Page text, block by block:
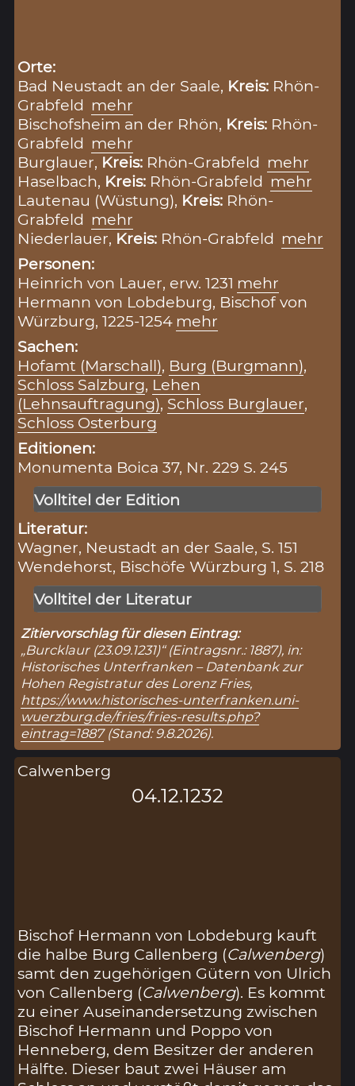
Orte:
Bad Neustadt an der Saale, Kreis: Rhön-
Grabfeld mehr
Bischofsheim an der Rhön, Kreis: Rhön-
Grabfeld mehr
Burglauer, Kreis: Rhön-Grabfeld mehr
Haselbach, Kreis: Rhön-Grabfeld mehr
Lautenau (Wüstung), Kreis: Rhön-
Grabfeld mehr
Niederlauer, Kreis: Rhön-Grabfeld mehr
Personen:
Heinrich von Lauer, erw. 1231 mehr
Hermann von Lobdeburg, Bischof von
Würzburg, 1225-1254 mehr
Sachen:
Hofamt (Marschall), Burg (Burgmann),
Schloss Salzburg, Lehen
(Lehnsauftragung), Schloss Burglauer,
Schloss Osterburg
Editionen:
Monumenta Boica 37, Nr. 229 S. 245
Volltitel der Edition
Literatur:
Wagner, Neustadt an der Saale, S. 151
Wendehorst, Bischöfe Würzburg 1, S. 218
Volltitel der Literatur
Zitiervorschlag für diesen Eintrag:
„Burcklaur (23.09.1231)“ (Eintragsnr.: 1887), in:
Historisches Unterfranken – Datenbank zur
Hohen Registratur des Lorenz Fries,
https://www.historisches-unterfranken.uni-
wuerzburg.de/fries/fries-results.php?
eintrag=1887(Stand: 9.8.2026).
Calwenberg
04.12.1232
Bischof Hermann von Lobdeburg kauft
die halbe Burg Callenberg (Calwenberg)
samt den zugehörigen Gütern von Ulrich
von Callenberg (Calwenberg). Es kommt
zu einer Auseinandersetzung zwischen
Bischof Hermann und Poppo von
Henneberg, dem Besitzer der anderen
Hälfte. Dieser baut zwei Häuser am